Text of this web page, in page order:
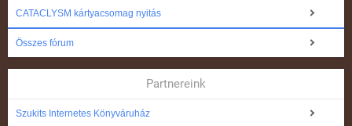
CATACLYSM kártyacsomag nyitás
Összes fórum
Partnereink
Szukits Internetes Könyváruház